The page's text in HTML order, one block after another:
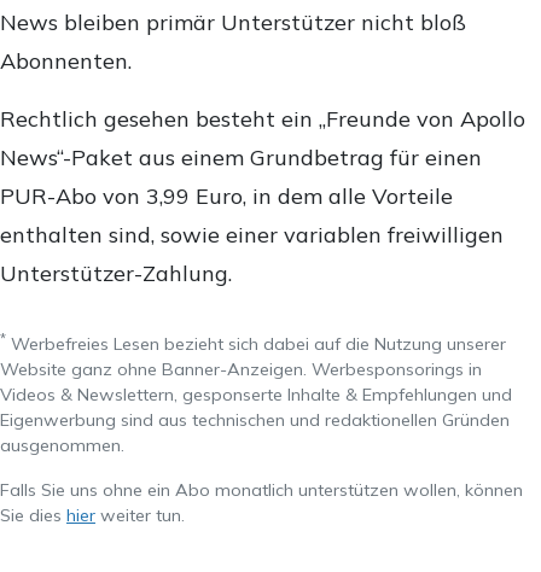
News bleiben primär Unterstützer nicht bloß
Abonnenten.
Rechtlich gesehen besteht ein „Freunde von Apollo
News“-Paket aus einem Grundbetrag für einen
PUR-Abo von 3,99 Euro, in dem alle Vorteile
enthalten sind, sowie einer variablen freiwilligen
Unterstützer-Zahlung.
* Werbefreies Lesen bezieht sich dabei auf die Nutzung unserer
Website ganz ohne Banner-Anzeigen. Werbesponsorings in
Videos & Newslettern, gesponserte Inhalte & Empfehlungen und
Eigenwerbung sind aus technischen und redaktionellen Gründen
ausgenommen.
Falls Sie uns ohne ein Abo monatlich unterstützen wollen, können
Sie dies hier weiter tun.